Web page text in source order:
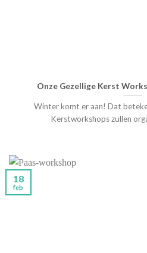
Onze Gezellige Kerst
Winter komt er aan! Dat
Kerstworkshops zullen
18
feb